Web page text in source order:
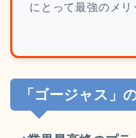
にとって最強のメリ
「ゴージャス」